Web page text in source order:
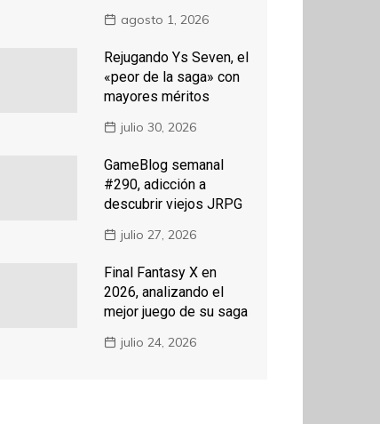
agosto 1, 2026
Rejugando Ys Seven, el
«peor de la saga» con
mayores méritos
julio 30, 2026
GameBlog semanal
#290, adicción a
descubrir viejos JRPG
julio 27, 2026
Final Fantasy X en
2026, analizando el
mejor juego de su saga
julio 24, 2026